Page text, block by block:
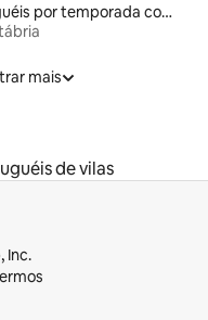
Aluguéis por temporada com banheira de hidromassagem
mais
de vilas
Inc.